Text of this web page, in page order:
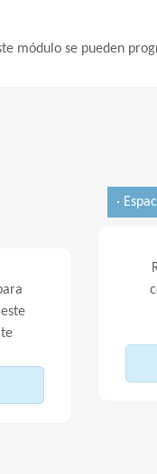
módulo se pueden
·